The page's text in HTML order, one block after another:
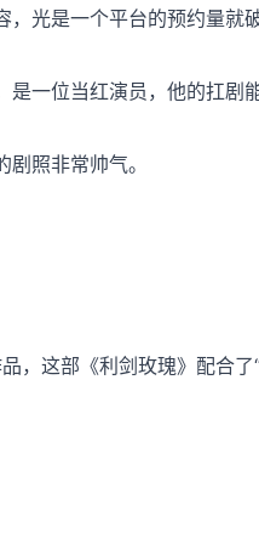
光是一个平台的预约量就
一位当红演员，他的扛剧
照非常帅气。
，这部《利剑玫瑰》配合